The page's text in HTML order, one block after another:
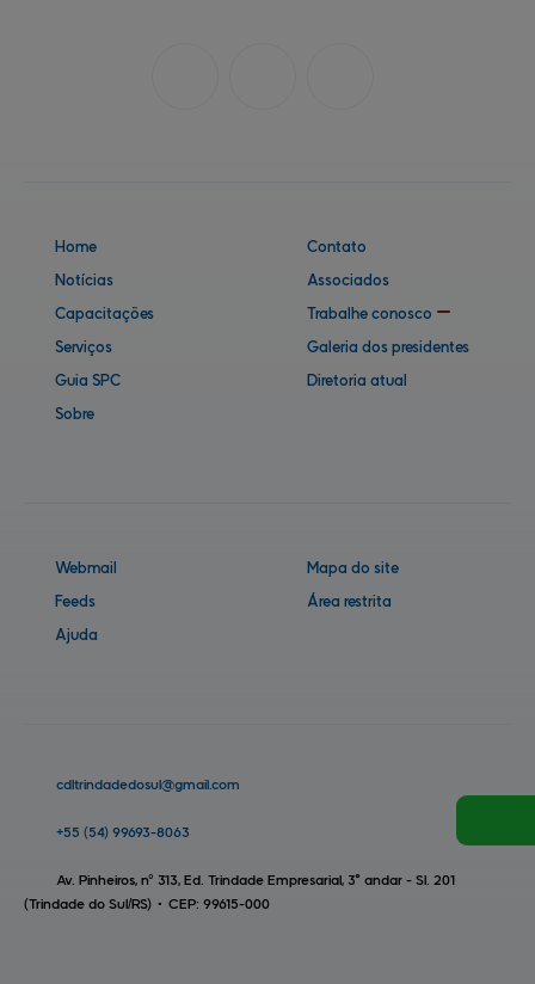
Home
Notícias
Capacitações
Serviços
Guia SPC
Sobre
Contato
Associados
Trabalhe conosco
Galeria dos presidentes
Diretoria atual
Webmail
Feeds
Ajuda
Mapa do site
Área restrita
cdltrindadedosul@gmail.com
+55 (54) 99693-8063
Av. Pinheiros, nº 313, Ed. Trindade Empresarial, 3° andar - Sl. 201
(Trindade do Sul/RS) • CEP: 99615-000